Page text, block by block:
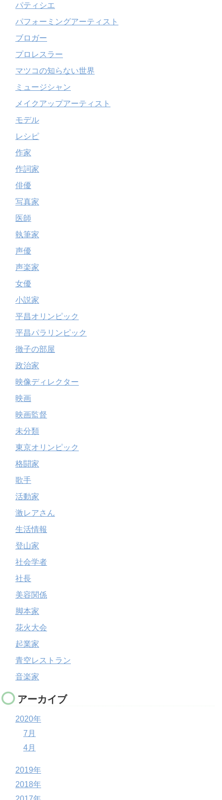
パティシエ
パフォーミングアーティスト
ブロガー
プロレスラー
マツコの知らない世界
ミュージシャン
メイクアップアーティスト
モデル
レシピ
作家
作詞家
俳優
写真家
医師
執筆家
声優
声楽家
女優
小説家
平昌オリンピック
平昌パラリンピック
徹子の部屋
政治家
映像ディレクター
映画
映画監督
未分類
東京オリンピック
格闘家
歌手
活動家
激レアさん
生活情報
登山家
社会学者
社長
美容関係
脚本家
花火大会
起業家
青空レストラン
音楽家
アーカイブ
2020年
7月
4月
2019年
2018年